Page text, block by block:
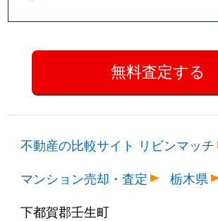
不動産の比較サイト リビンマッチ
マンション売却・査定
栃木県
下都賀郡壬生町